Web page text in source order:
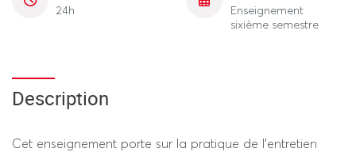
24h
Enseignement
sixième semestre
Description
Cet enseignement porte sur la pratique de l'entretien